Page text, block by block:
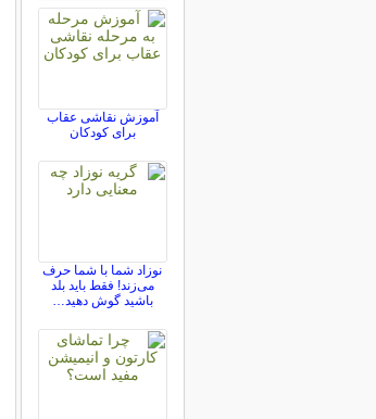
آموزش نقاشی عقاب
برای کودکان
نوزاد شما با شما حرف
می‌زند! فقط باید بلد
باشید گوش دهید…